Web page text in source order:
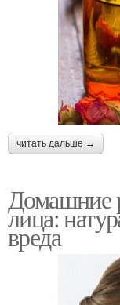
читать дальше →
Домашние
лица:
вреда